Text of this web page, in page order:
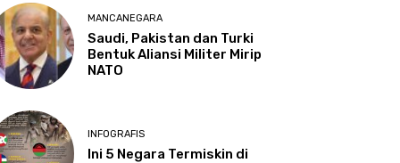
MANCANEGARA
Saudi, Pakistan dan Turki
Bentuk Aliansi Militer Mirip
NATO
INFOGRAFIS
Ini 5 Negara Termiskin di